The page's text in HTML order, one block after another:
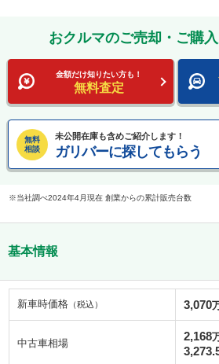
おクルマのご売却・ご購
金額だけ知りたい方も！
無料査定
無料
相談
未公開在庫も含めご紹介します！
ガリバーに探してもらう
当社調べ2024年4月現在 創業からの累計販売台数
基本情報
新車時価格 （税込） 3,070
中古車相場
2,168